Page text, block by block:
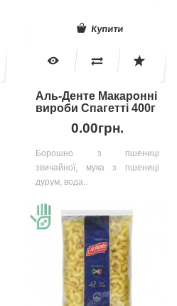
Купити
Аль-Денте Макаронні
вироби Спагетті 400г
0.00грн.
Борошно з пшениці
звичайної, мука з пшениці
дурум, вода..